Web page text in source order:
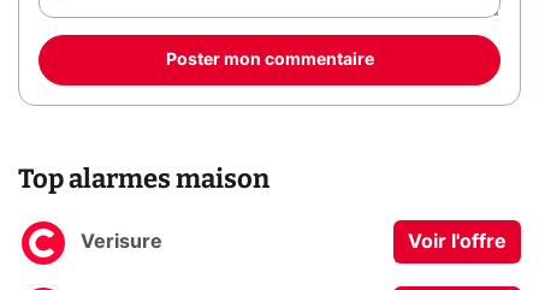
Poster mon commentaire
Top alarmes maison
Verisure Voir l'offre